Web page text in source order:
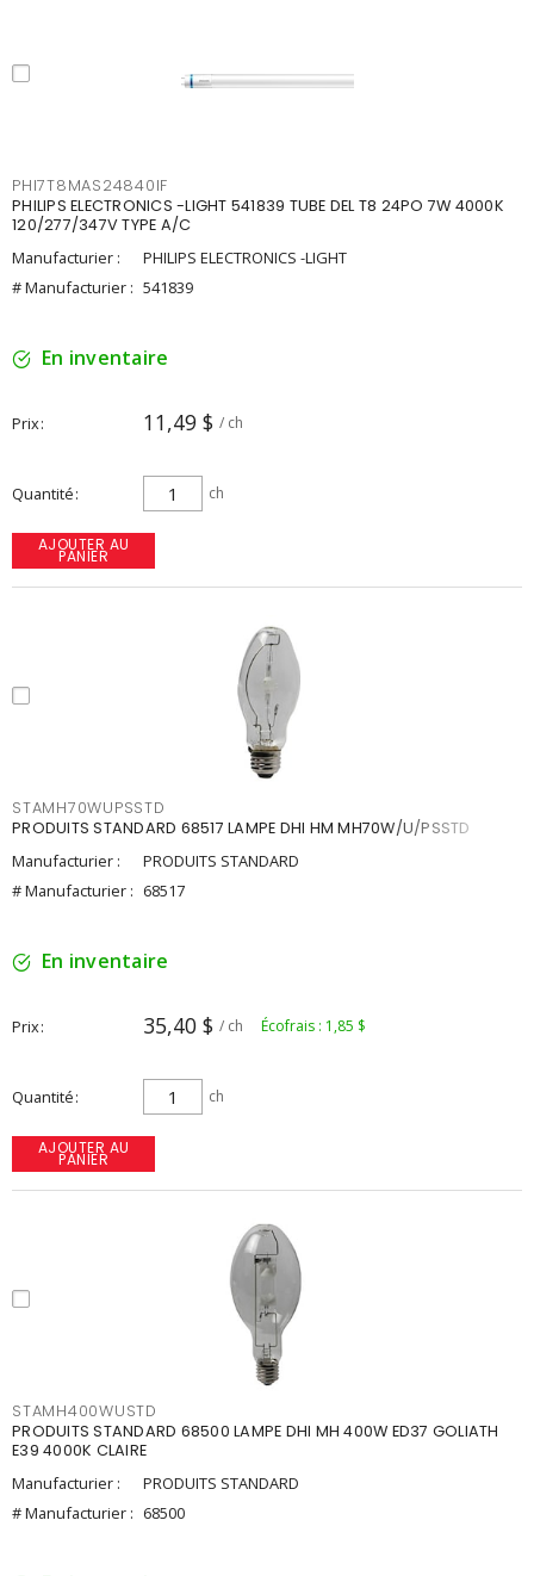
PHI7T8MAS24840IF
PHILIPS ELECTRONICS -LIGHT 541839 TUBE DEL T8 24PO 7W 4000K
120/277/347V TYPE A/C
Manufacturier :
PHILIPS ELECTRONICS -LIGHT
# Manufacturier : 541839
En inventaire
Prix 11,49 $ / ch
Quantité ch
AJOUTER AU
PANIER
STAMH70WUPSSTD
PRODUITS STANDARD 68517 LAMPE DHI HM MH70W/U/PSSTD
Manufacturier :
PRODUITS STANDARD
# Manufacturier : 68517
En inventaire
Prix 35,40 $ / ch Écofrais : 1,85 $
Quantité ch
AJOUTER AU
PANIER
STAMH400WUSTD
PRODUITS STANDARD 68500 LAMPE DHI MH 400W ED37 GOLIATH
E39 4000K CLAIRE
Manufacturier :
PRODUITS STANDARD
# Manufacturier : 68500